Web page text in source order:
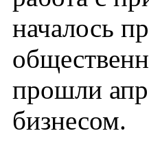
началось
прошли
бизнесом.